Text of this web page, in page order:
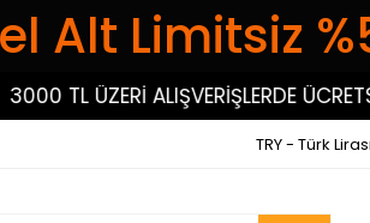
Alt Limitsiz
TL ÜZERİ ALIŞVERİŞLERDE
TRY - Türk Lirası